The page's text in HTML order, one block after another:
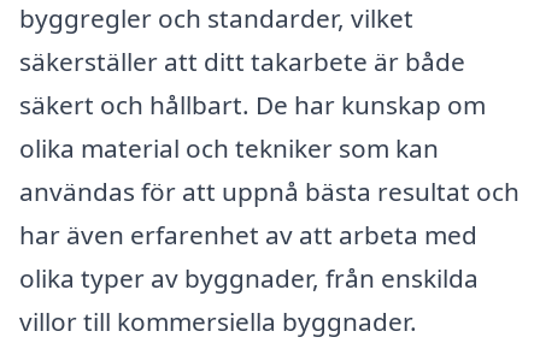
byggregler och standarder, vilket
säkerställer att ditt takarbete är både
säkert och hållbart. De har kunskap om
olika material och tekniker som kan
användas för att uppnå bästa resultat och
har även erfarenhet av att arbeta med
olika typer av byggnader, från enskilda
villor till kommersiella byggnader.